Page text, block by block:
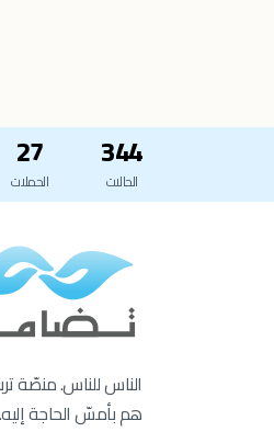
344
الحالات
27
الحملات
الناس للناس. منصّة
هم بأمسّ الحاجة إليه.